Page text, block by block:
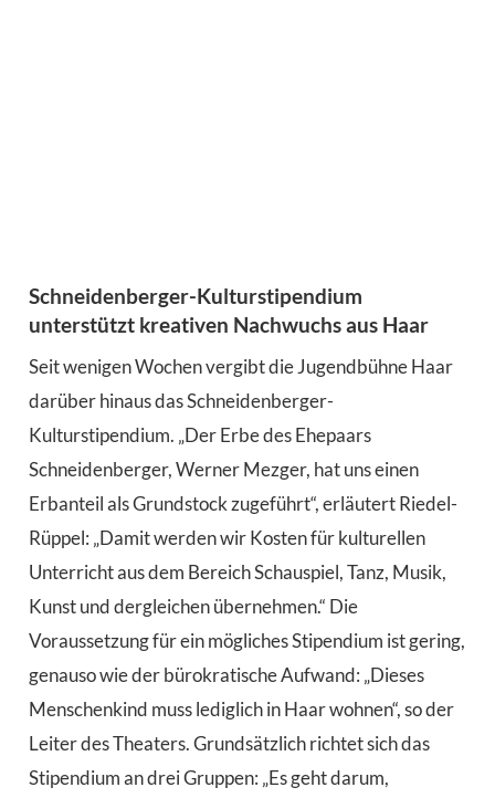
Schneidenberger-Kulturstipendium
unterstützt kreativen Nachwuchs aus Haar
Seit wenigen Wochen vergibt die Jugendbühne Haar
darüber hinaus das Schneidenberger-
Kulturstipendium. „Der Erbe des Ehepaars
Schneidenberger, Werner Mezger, hat uns einen
Erbanteil als Grundstock zugeführt“, erläutert Riedel-
Rüppel: „Damit werden wir Kosten für kulturellen
Unterricht aus dem Bereich Schauspiel, Tanz, Musik,
Kunst und dergleichen übernehmen.“ Die
Voraussetzung für ein mögliches Stipendium ist gering,
genauso wie der bürokratische Aufwand: „Dieses
Menschenkind muss lediglich in Haar wohnen“, so der
Leiter des Theaters. Grundsätzlich richtet sich das
Stipendium an drei Gruppen: „Es geht darum,